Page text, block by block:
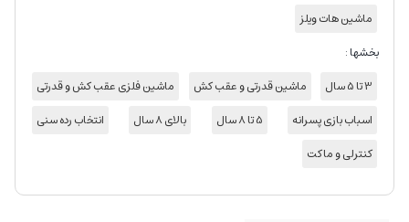
ماشین هات ویلز
بخشها :
3 تا 5 سال
ماشین قدرتی و عقب کش
ماشین فلزی عقب کش و قدرتی
اسباب بازی پسرانه
5 تا 8 سال بالای 8 سال
انتخاب رده سنی
کنترلی و ماکت